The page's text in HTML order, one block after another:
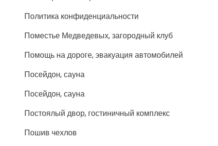
Политика конфиденциальности
Поместье Медведевых, загородный клуб
Помощь на дороге, эвакуация автомобилей
Посейдон, сауна
Посейдон, сауна
Постоялый двор, гостиничный комплекс
Пошив чехлов